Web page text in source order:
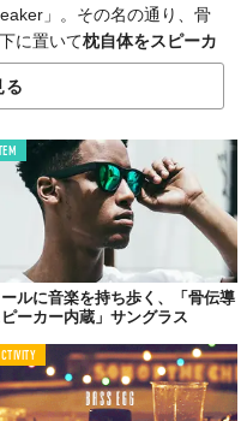
」。その名の通り、骨
に置いて枕自体をスピーカ
©Makuake
る
ルに音楽を持ち歩く、「骨伝導
ピーカー内蔵」サングラス